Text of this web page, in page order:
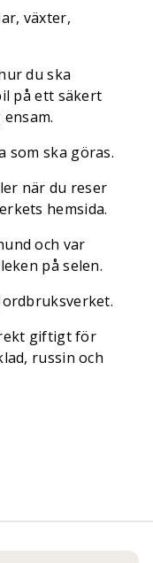
växter,
du ska
på ett säkert
som ska göras.
när du reser
hemsida.
och var
på selen.
giftigt för
russin och